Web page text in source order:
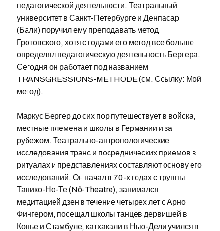
педагогической деятельности. Театральный
университет в Санкт-Петербурге и Денпасар
(Бали) поручил ему преподавать метод
Гротовского, хотя с годами его метод все больше
определял педагогическую деятельность Бергера.
Сегодня он работает под названием
TRANSGRESSIONS-METHODE (см. Ссылку: Мой
метод).
Маркус Бергер до сих пор путешествует в войска,
местные племена и школы в Германии и за
рубежом. Театрально-антропологические
исследования транс и посреднических приемов в
ритуалах и представлениях составляют основу его
исследований. Он начал в 70-х годах с труппы
Танико-Но-Те (Nô-Theatre), занимался
медитацией дзен в течение четырех лет с Арно
Фингером, посещал школы танцев дервишей в
Конье и Стамбуле, катхакали в Нью-Дели учился в